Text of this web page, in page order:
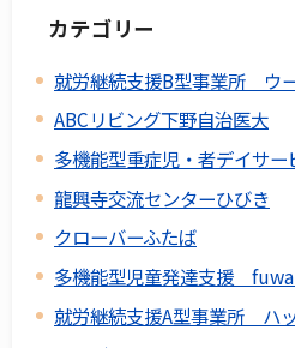
カテゴリー
就労継続支援B型事業所 ウ
ABCリビング下野自治医大
多機能型重症児・者デイサ
龍興寺交流センターひびき
クローバーふたば
多機能型児童発達支援
就労継続支援A型事業所 ハ